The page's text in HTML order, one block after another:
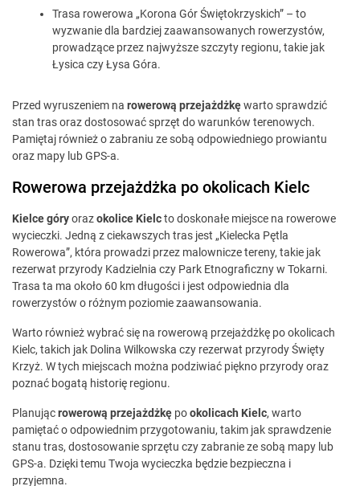
Trasa rowerowa „Korona Gór Świętokrzyskich” – to
wyzwanie dla bardziej zaawansowanych rowerzystów,
prowadzące przez najwyższe szczyty regionu, takie jak
Łysica czy Łysa Góra.
Przed wyruszeniem na rowerową przejażdżkęwarto sprawdzić
stan tras oraz dostosować sprzęt do warunków terenowych.
Pamiętaj również o zabraniu ze sobą odpowiedniego prowiantu
oraz mapy lub GPS-a.
Rowerowa przejażdżka po okolicach Kielc
Kielce góryorazokolice Kielcto doskonałe miejsce na rowerowe
wycieczki. Jedną z ciekawszych tras jest „Kielecka Pętla
Rowerowa”, która prowadzi przez malownicze tereny, takie jak
rezerwat przyrody Kadzielnia czy Park Etnograficzny w Tokarni.
Trasa ta ma około 60 km długości i jest odpowiednia dla
rowerzystów o różnym poziomie zaawansowania.
Warto również wybrać się na rowerową przejażdżkę po okolicach
Kielc, takich jak Dolina Wilkowska czy rezerwat przyrody Święty
Krzyż. W tych miejscach można podziwiać piękno przyrody oraz
poznać bogatą historię regionu.
Planującrowerową przejażdżkę pookolicach Kielc, warto
pamiętać o odpowiednim przygotowaniu, takim jak sprawdzenie
stanu tras, dostosowanie sprzętu czy zabranie ze sobą mapy lub
GPS-a. Dzięki temu Twoja wycieczka będzie bezpieczna i
przyjemna.